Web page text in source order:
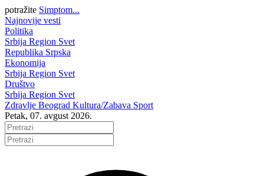
potražite Simptom...
Najnovije vesti
Politika
Srbija Region Svet
Republika Srpska
Ekonomija
Srbija Region Svet
Društvo
Srbija Region Svet
Zdravlje Beograd Kultura/Zabava Sport
Petak, 07. avgust 2026.